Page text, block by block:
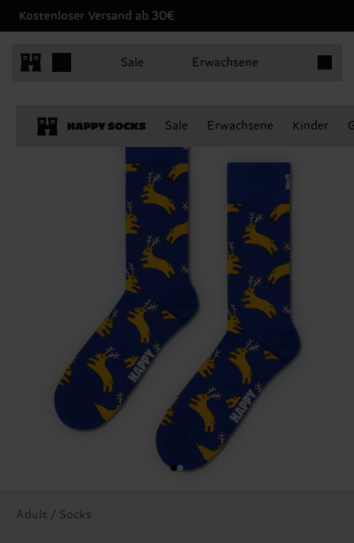
Kostenloser Versand ab 30€
Sale Erwachsene
Sale Erwachsene Kinder
Adult / Socks